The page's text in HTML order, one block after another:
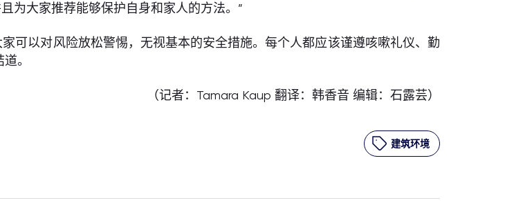
为大家推荐能够保护自身和家人的方法。”
可以对风险放松警惕，无视基本的安全措施。每个人都应该谨遵咳嗽礼仪、勤
。
（记者：Tamara Kaup 翻译：韩香音 编辑：石露芸）
建筑环境